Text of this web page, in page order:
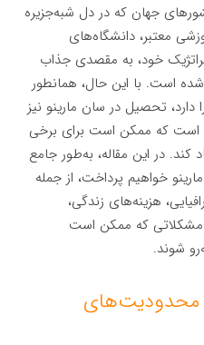
جهان که در دل شبه‌جزیره
معتبر، دانشگاه‌های
خود، به مقصدی جذاب
شده است. با این حال، همانطور
تحصیل در سان مارینو نیز
است که ممکن است برای برخی
در این مقاله، به‌طور جامع
خواهیم پرداخت، از جمله
هزینه‌های زندگی،
مشکلاتی که ممکن است
شوند.
محدودیت‌های